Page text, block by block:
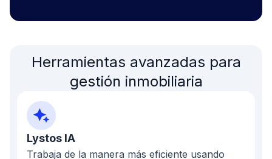
Herramientas avanzadas para
gestión inmobiliaria
Lystos IA
Trabaja de la manera más eficiente usando